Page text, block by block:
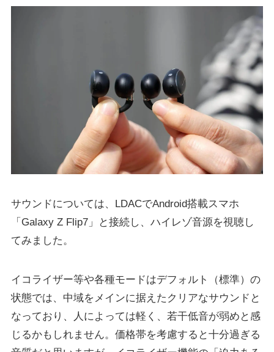
サウンドについては、LDACでAndroid搭載スマホ
「Galaxy Z Flip7」と接続し、ハイレゾ音源を視聴し
てみました。
イコライザー等や各種モードはデフォルト（標準）の
状態では、中域をメインに据えたクリアなサウンドと
なっており、人によっては軽く、若干低音が弱めと感
じるかもしれません。価格帯を考慮すると十分過ぎる